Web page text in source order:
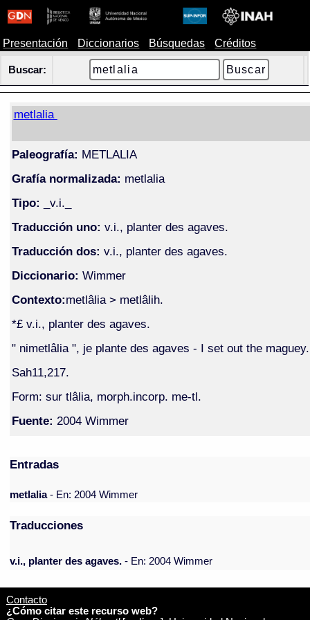
Presentación Diccionarios Búsquedas Créditos
Buscar:
metlalia
Paleografía: METLALIA
Grafía normalizada: metlalia
Tipo: _v.i._
Traducción uno: v.i., planter des agaves.
Traducción dos: v.i., planter des agaves.
Diccionario: Wimmer
Contexto:metlâlia > metlâlih.
*£ v.i., planter des agaves.
" nimetlâlia ", je plante des agaves - I set out the maguey.
Sah11,217.
Form: sur tlâlia, morph.incorp. me-tl.
Fuente: 2004 Wimmer
Entradas
metlalia- En: 2004 Wimmer
Traducciones
v.i., planter des agaves. - En: 2004 Wimmer
Contacto
¿Cómo citar este recurso web?